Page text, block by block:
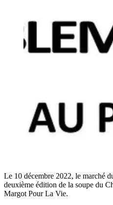
Le 10 décembre 2022, le marché
deuxième édition de la soupe du
Margot Pour La Vie.